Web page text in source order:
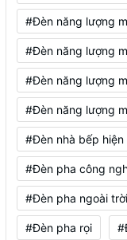
#Đèn năng lượng
#Đèn năng lượng
#Đèn năng lượng
#Đèn năng lượng
#Đèn nhà bếp hiện
#Đèn pha công
#Đèn pha ngoài trời
#Đèn pha rọi